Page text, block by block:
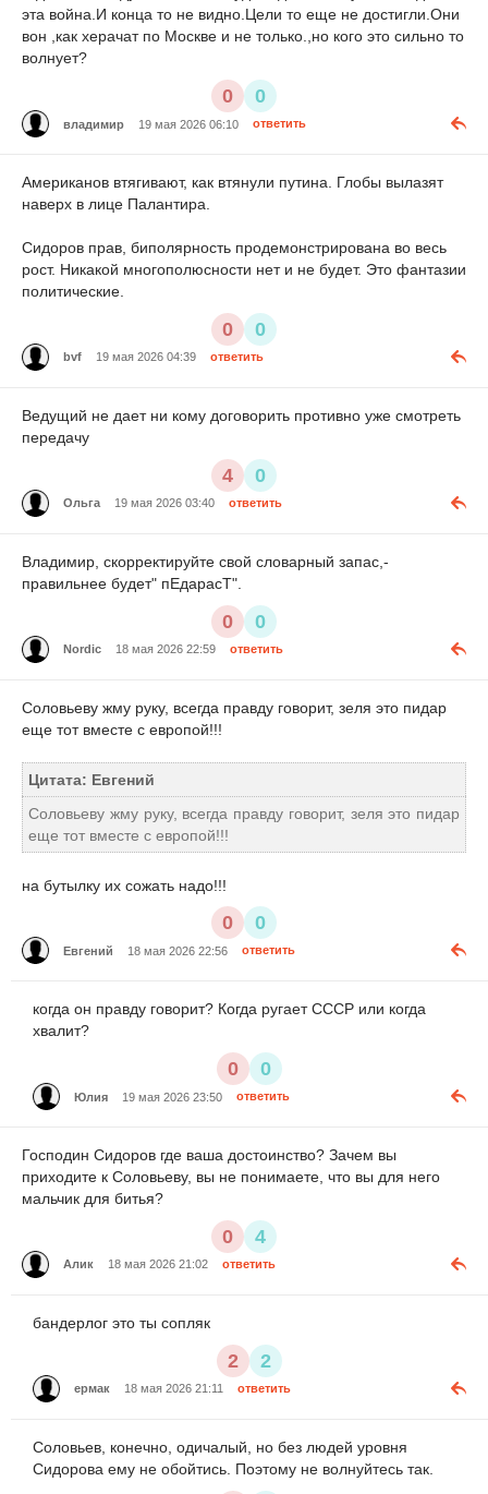
эта война.И конца то не видно.Цели то еще не достигли.Они
вон ,как херачат по Москве и не только.,но кого это сильно то
волнует?
0 0
владимир 19 мая 2026 06:10 ответить
Американов втягивают, как втянули путина. Глобы вылазят
наверх в лице Палантира.
Сидоров прав, биполярность продемонстрирована во весь
рост. Никакой многополюсности нет и не будет. Это фантазии
политические.
0 0
bvf 19 мая 2026 04:39 ответить
Ведущий не дает ни кому договорить противно уже смотреть
передачу
4 0
Ольга 19 мая 2026 03:40 ответить
Владимир, скорректируйте свой словарный запас,-
правильнее будет" пЕдарасТ".
0 0
Nordic 18 мая 2026 22:59 ответить
Соловьеву жму руку, всегда правду говорит, зеля это пидар
еще тот вместе с европой!!!
Цитата: Евгений
Соловьеву жму руку, всегда правду говорит, зеля это пидар
еще тот вместе с европой!!!
на бутылку их сожать надо!!!
0 0
Евгений 18 мая 2026 22:56 ответить
когда он правду говорит? Когда ругает СССР или когда
хвалит?
0 0
Юлия 19 мая 2026 23:50 ответить
Господин Сидоров где ваша достоинство? Зачем вы
приходите к Соловьеву, вы не понимаете, что вы для него
мальчик для битья?
0 4
Алик 18 мая 2026 21:02 ответить
бандерлог это ты сопляк
2 2
ермак 18 мая 2026 21:11 ответить
Соловьев, конечно, одичалый, но без людей уровня
Сидорова ему не обойтись. Поэтому не волнуйтесь так.